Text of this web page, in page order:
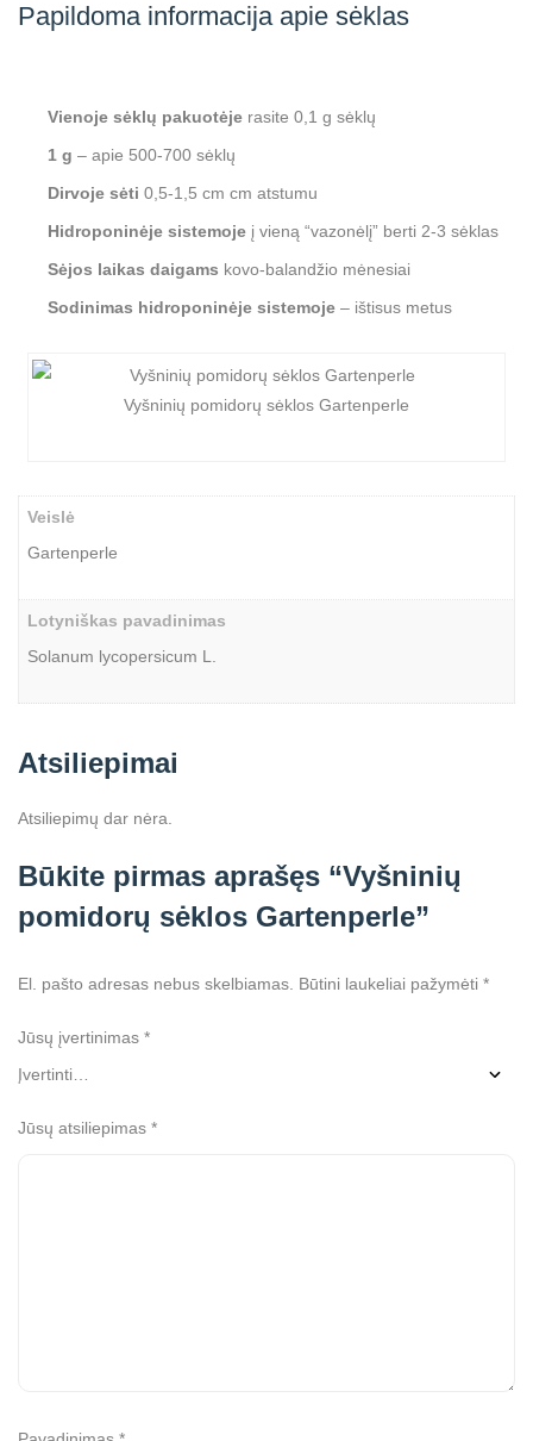
Papildoma informacija apie sėklas
Vienoje sėklų pakuotėje rasite 0,1 g sėklų
1 g – apie 500-700 sėklų
Dirvoje sėti 0,5-1,5 cm cm atstumu
Hidroponinėje sistemoje į vieną “vazonėlį” berti 2-3 sėklas
Sėjos laikas daigams kovo-balandžio mėnesiai
Sodinimas hidroponinėje sistemoje – ištisus metus
Vyšninių pomidorų sėklos Gartenperle
Veislė
Gartenperle
Lotyniškas pavadinimas
Solanum lycopersicum L.
Atsiliepimai
Atsiliepimų dar nėra.
Būkite pirmas aprašęs “Vyšninių
pomidorų sėklos Gartenperle”
El. pašto adresas nebus skelbiamas. Būtini laukeliai pažymėti *
Jūsų įvertinimas *
Jūsų atsiliepimas *